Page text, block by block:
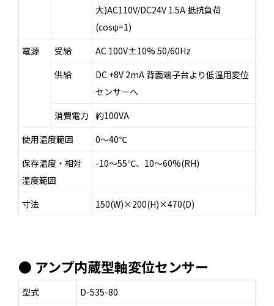
大)AC110V/DC24V 1.5A 抵抗負荷
(cosψ=1)
電源
受給
AC 100V±10% 50/60Hz
供給
DC +8V 2mA 背面端子台より低温用変位
センサーへ
消費電力 約100VA
使用温度範囲
0～40℃
保存温度・相対
湿度範囲
-10～55℃、10～60%(RH)
寸法 150(W)×200(H)×470(D)
● アンプ内蔵型軸変位センサー
型式
D-535-80